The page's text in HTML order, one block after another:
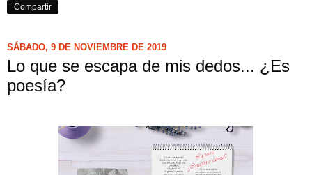
Compartir
SÁBADO, 9 DE NOVIEMBRE DE 2019
Lo que se escapa de mis dedos... ¿Es
poesía?